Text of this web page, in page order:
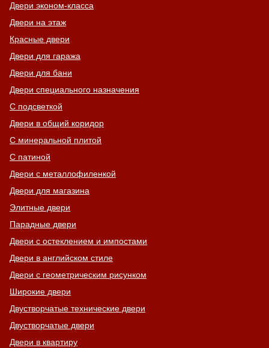
Двери эконом-класса
Двери на этаж
Красные двери
Двери для гаража
Двери для бани
Двери специального назначения
С подсветкой
Двери в общий коридор
С минеральной плитой
С патиной
Двери с металлофиленкой
Двери для магазина
Элитные двери
Парадные двери
Двери с остеклением и импостами
Двери в английском стиле
Двери с геометрическим рисунком
Широкие двери
Двустворчатые технические двери
Двустворчатые двери
Двери в квартиру